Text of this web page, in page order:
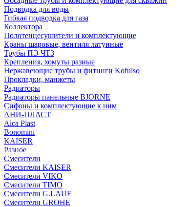
Подводка для воды
Гибкая подводка для газа
Коллектора
Полотенцесушители и комплектующие
Краны шаровые, вентиля латунные
Трубы ПЭ ЧТЗ
Крепления, хомуты разные
Нержавеющие трубы и фитинги Kofulso
Прокладки, манжеты
Радиаторы
Радиаторы панельные BJORNE
Сифоны и комплектующие к ним
АНИ-ПЛАСТ
Alca Plast
Bonomini
KAISER
Разное
Смесители
Смесители KAISER
Смесители VIKO
Смесители TIMO
Смесители G.LAUF
Смесители GROHE